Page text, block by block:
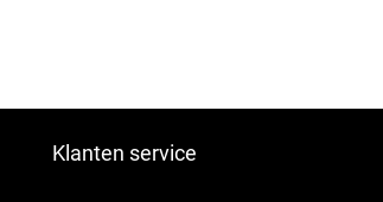
Klanten service